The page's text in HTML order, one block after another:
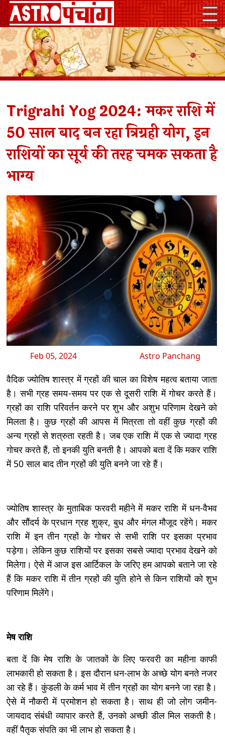
Trigrahi Yog 2024: मकर राशि में
50 साल बाद बन रहा त्रिग्रही योग, इन
राशियों का सूर्य की तरह चमक सकता है
भाग्य
Feb 05, 2024 Astro Panchang
वैदिक ज्योतिष शास्त्र में ग्रहों की चाल का विशेष महत्व बताया जाता
है। सभी ग्रह समय-समय पर एक से दूसरी राशि में गोचर करते हैं।
ग्रहों का राशि परिवर्तन करने पर शुभ और अशुभ परिणाम देखने को
मिलता है। कुछ ग्रहों की आपस में मित्रता तो वहीं कुछ ग्रहों की
अन्य ग्रहों से शत्रुता रहती है। जब एक राशि में एक से ज्यादा ग्रह
गोचर करते हैं, तो इनकी युति बनती है। आपको बता दें कि मकर राशि
में 50 साल बाद तीन ग्रहों की युति बनने जा रहे हैं।
ज्योतिष शास्त्र के मुताबिक फरवरी महीने में मकर राशि में धन-वैभव
और सौंदर्य के प्रधान ग्रह शुक्र, बुध और मंगल मौजूद रहेंगे। मकर
राशि में इन तीन ग्रहों के गोचर से सभी राशि पर इसका प्रभाव
पड़ेगा। लेकिन कुछ राशियों पर इसका सबसे ज्यादा प्रभाव देखने को
मिलेगा। ऐसे में आज इस आर्टिकल के जरिए हम आपको बताने जा रहे
हैं कि मकर राशि में तीन ग्रहों की युति होने से किन राशियों को शुभ
परिणाम मिलेंगे।
मेष राशि
बता दें कि मेष राशि के जातकों के लिए फरवरी का महीना काफी
लाभकारी हो सकता है। इस दौरान धन-लाभ के अच्छे योग बनते नजर
आ रहे हैं। कुंडली के कर्म भाव में तीन ग्रहों का योग बनने जा रहा है।
ऐसे में नौकरी में प्रमोशन हो सकता है। साथ ही जो लोग जमीन-
जायदाद संबंधी व्यापार करते हैं, उनको अच्छी डील मिल सकती है।
वहीं पैतृक संपति का भी लाभ हो सकता है।